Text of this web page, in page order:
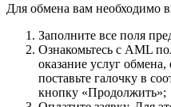
Для обмена вам необходимо
Заполните все поля
Ознакомьтесь с AML
оказание услуг
поставьте галочку в
кнопку «Продолжить»;